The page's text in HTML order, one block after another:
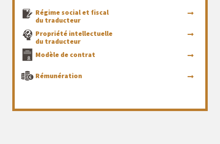
Régime social et fiscal
du traducteur
Propriété intellectuelle
du traducteur
Modèle de contrat
Rémunération